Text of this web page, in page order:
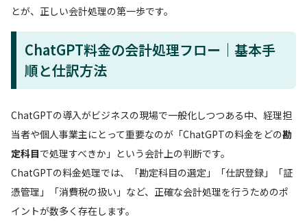
とが、正しい会計処理の第一歩です。
ChatGPT料金の会計処理フロー｜基本手
順と仕訳方法
ChatGPTの導入がビジネスの現場で一般化しつつある中、経理担
当者や個人事業主にとって重要なのが「ChatGPTの料金をどの勘
定科目で処理すべきか」という会計上の判断です。
ChatGPTの料金処理では、「勘定科目の選定」「仕訳登録」「証
憑管理」「消費税の扱い」など、正確な会計処理を行うためのポ
イントが数多く存在します。